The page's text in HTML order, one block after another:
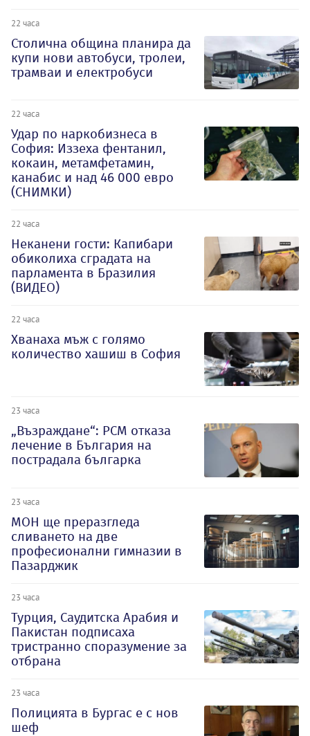
22 часа
Столична община планира да
купи нови автобуси, тролеи,
трамваи и електробуси
22 часа
Удар по наркобизнеса в
София: Иззеха фентанил,
кокаин, метамфетамин,
канабис и над 46 000 евро
(СНИМКИ)
22 часа
Неканени гости: Капибари
обиколиха сградата на
парламента в Бразилия
(ВИДЕО)
22 часа
Хванаха мъж с голямо
количество хашиш в София
23 часа
„Възраждане“: РСМ отказа
лечение в България на
пострадала българка
23 часа
МОН ще преразгледа
сливането на две
професионални гимназии в
Пазарджик
23 часа
Турция, Саудитска Арабия и
Пакистан подписаха
тристранно споразумение за
отбрана
23 часа
Полицията в Бургас е с нов
шеф